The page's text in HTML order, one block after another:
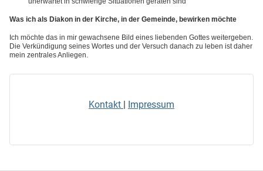
Was ich als Diakon in der Kirche, in der Gemeinde, bewirken möchte
Ich möchte das in mir gewachsene Bild eines liebenden Gottes weitergeben.
Die Verkündigung seines Wortes und der Versuch danach zu leben ist daher
mein zentrales Anliegen.
Kontakt Impressum